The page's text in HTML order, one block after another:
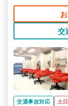
交
交通事故対応 土